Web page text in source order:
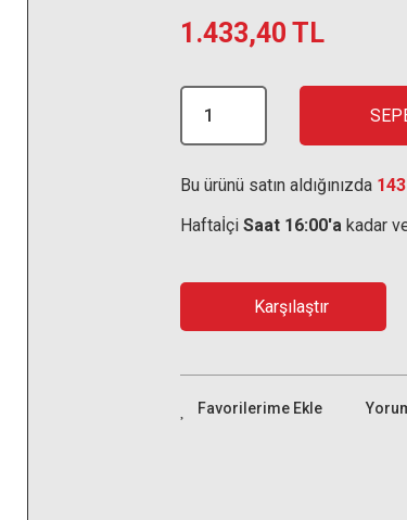
1.433,40 TL
Bu ürünü satın aldığınızda
Haftaİçi Saat 16:00'a kadar
Karşılaştır